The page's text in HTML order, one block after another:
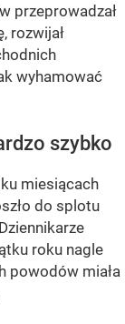
przeprowadzał
rozwijał
wyhamować
szybko
miesiącach
do splotu
roku nagle
powodów miała